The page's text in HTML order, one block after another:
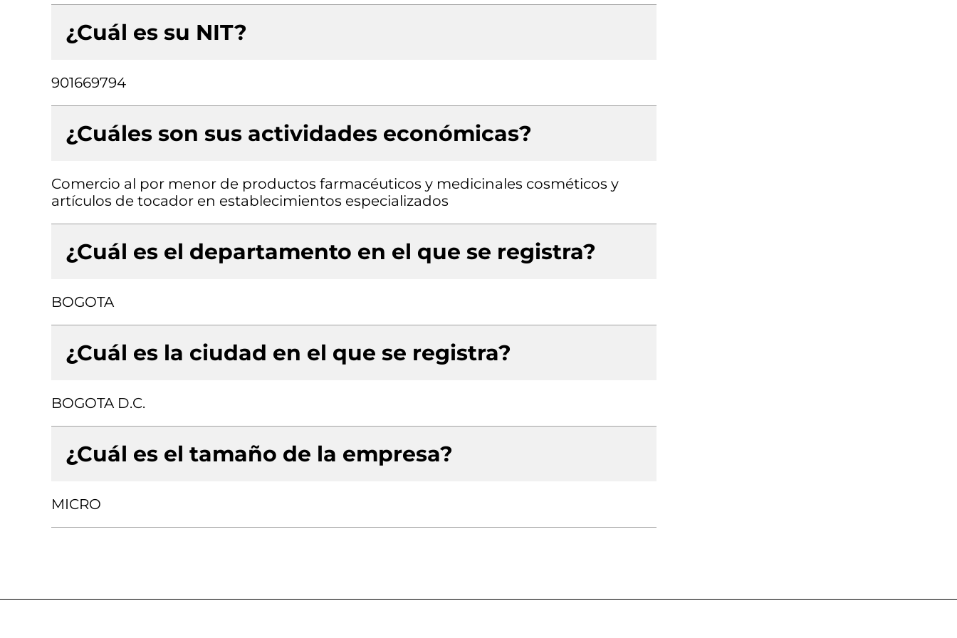
¿Cuál es su NIT?
901669794
¿Cuáles son sus actividades económicas?
Comercio al por menor de productos farmacéuticos y medicinales cosméticos y
artículos de tocador en establecimientos especializados
¿Cuál es el departamento en el que se registra?
BOGOTA
¿Cuál es la ciudad en el que se registra?
BOGOTA D.C.
¿Cuál es el tamaño de la empresa?
MICRO